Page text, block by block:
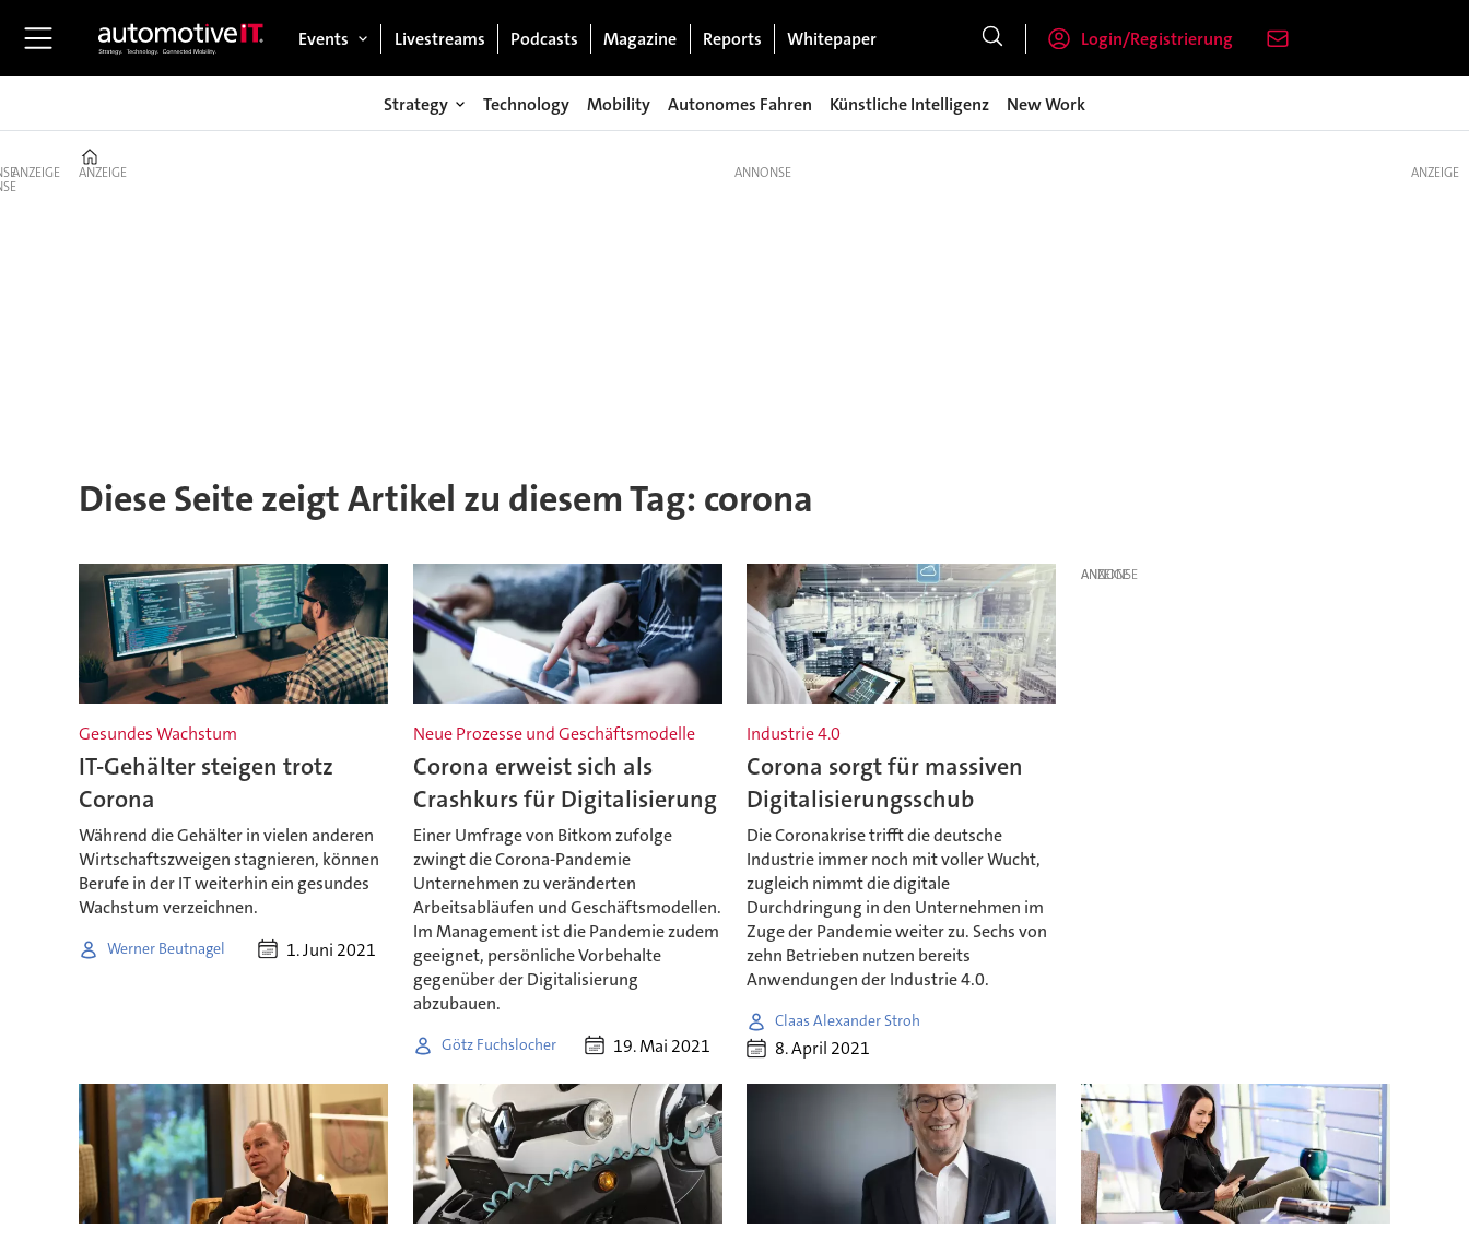
Events Livestreams Podcasts Magazine Reports Whitepaper Login/Registrierung
Strategy Technology Mobility Autonomes Fahren Künstliche Intelligenz New Work
ANZEIGE ANZEIGE
Diese Seite zeigt Artikel zu diesem Tag: corona
Gesundes Wachstum
IT-Gehälter steigen trotz
Corona
Während die Gehälter in vielen anderen
Wirtschaftszweigen stagnieren, können
Berufe in der IT weiterhin ein gesundes
Wachstum verzeichnen.
Werner Beutnagel 1. Juni 2021
Neue Prozesse und Geschäftsmodelle
Corona erweist sich als
Crashkurs für Digitalisierung
Einer Umfrage von Bitkom zufolge
zwingt die Corona-Pandemie
Unternehmen zu veränderten
Arbeitsabläufen und Geschäftsmodellen.
Im Management ist die Pandemie zudem
geeignet, persönliche Vorbehalte
gegenüber der Digitalisierung
abzubauen.
Götz Fuchslocher 19. Mai 2021
Industrie 4.0
Corona sorgt für massiven
Digitalisierungsschub
Die Coronakrise trifft die deutsche
Industrie immer noch mit voller Wucht,
zugleich nimmt die digitale
Durchdringung in den Unternehmen im
Zuge der Pandemie weiter zu. Sechs von
zehn Betrieben nutzen bereits
Anwendungen der Industrie 4.0.
Claas Alexander Stroh
8. April 2021
ANZEIGE
ANZEIGE